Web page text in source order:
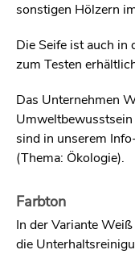
sonstigen Hölzern
Die Seife ist auch in
zum Testen
Das Unternehmen
sind in unserem
(Thema: Ökologie).
Farbton
In der Variante
die